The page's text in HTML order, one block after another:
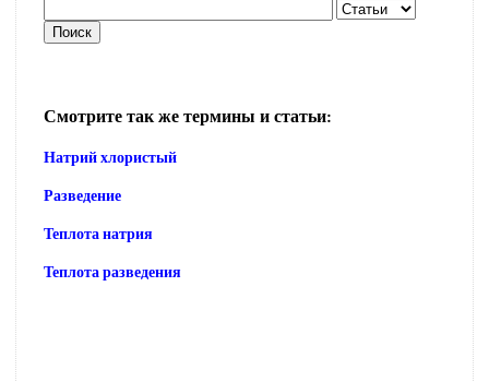
Смотрите так же термины и статьи:
Натрий хлористый
Разведение
Теплота натрия
Теплота разведения